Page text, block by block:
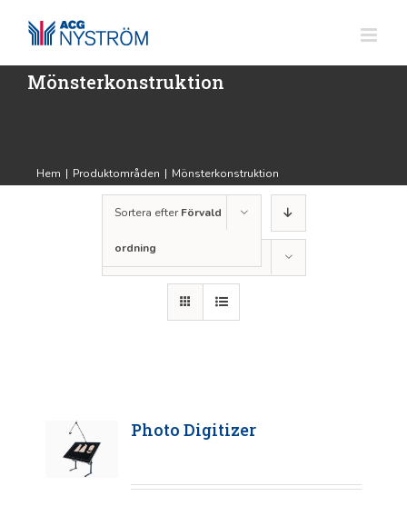
innehållet
Mönsterkonstruktion
Hem | Produktområden | Mönsterkonstruktion
Sortera efterFörvald
ordning
12 produkter
Photo Digitizer